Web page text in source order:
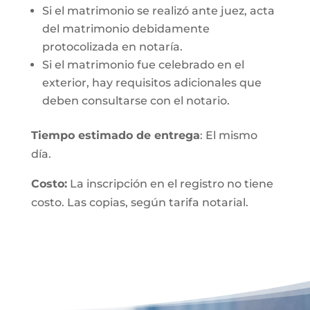
Si el matrimonio se realizó ante juez, acta
del matrimonio debidamente
protocolizada en notaría.
Si el matrimonio fue celebrado en el
exterior, hay requisitos adicionales que
deben consultarse con el notario.
Tiempo estimado de entrega: El mismo
día.
Costo:La inscripción en el registro no tiene
costo. Las copias, según tarifa notarial.